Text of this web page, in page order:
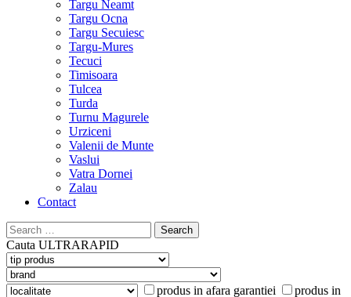
Targu Neamt
Targu Ocna
Targu Secuiesc
Targu-Mures
Tecuci
Timisoara
Tulcea
Turda
Turnu Magurele
Urziceni
Valenii de Munte
Vaslui
Vatra Dornei
Zalau
Contact
Search
for:
Cauta ULTRARAPID
produs in afara garantiei produs in